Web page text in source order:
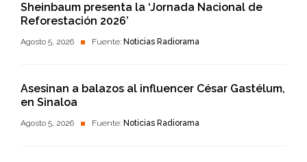
Sheinbaum presenta la ‘Jornada Nacional de
Reforestación 2026’
Agosto 5, 2026 Fuente: Noticias Radiorama
Asesinan a balazos al influencer César Gastélum,
en Sinaloa
Agosto 5, 2026 Fuente: Noticias Radiorama